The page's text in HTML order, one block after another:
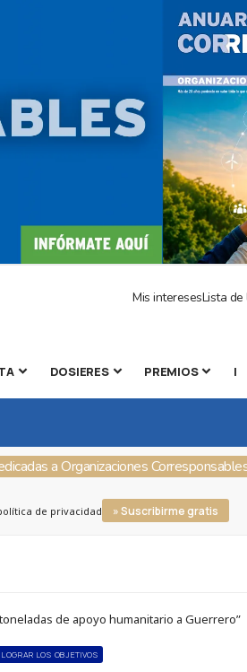
Mis interesesLista
DOSIERES PREMIOS |
a Organizaciones
de privacidad » Suscribirme gratis
de apoyo humanitario a Guerrero”
LOS OBJETIVOS